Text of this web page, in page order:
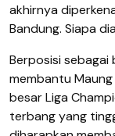
akhirnya
Bandung. Siapa
Berposisi sebagai
membantu
besar Liga
terbang yang